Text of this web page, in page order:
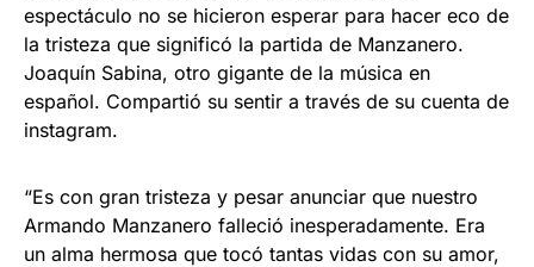
espectáculo no se hicieron esperar para hacer eco de
la tristeza que significó la partida de Manzanero.
Joaquín Sabina, otro gigante de la música en
español. Compartió su sentir a través de su cuenta de
instagram.
“Es con gran tristeza y pesar anunciar que nuestro
Armando Manzanero falleció inesperadamente. Era
un alma hermosa que tocó tantas vidas con su amor,